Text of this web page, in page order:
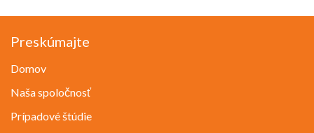
Preskúmajte
Domov
Naša spoločnosť
Prípadové štúdie